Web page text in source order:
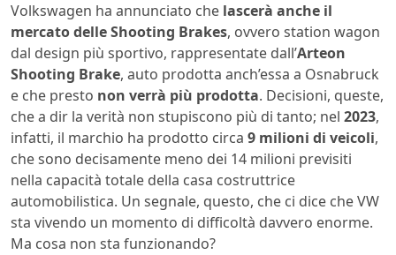
Volkswagen ha annunciato che lascerà anche il
mercato delle Shooting Brakes, ovvero station wagon
dal design più sportivo, rappresentate dall’Arteon
Shooting Brake, auto prodotta anch’essa a Osnabruck
e che presto non verrà più prodotta. Decisioni, queste,
che a dir la verità non stupiscono più di tanto; nel 2023,
infatti, il marchio ha prodotto circa 9 milioni di veicoli,
che sono decisamente meno dei 14 milioni previsiti
nella capacità totale della casa costruttrice
automobilistica. Un segnale, questo, che ci dice che VW
sta vivendo un momento di difficoltà davvero enorme.
Ma cosa non sta funzionando?